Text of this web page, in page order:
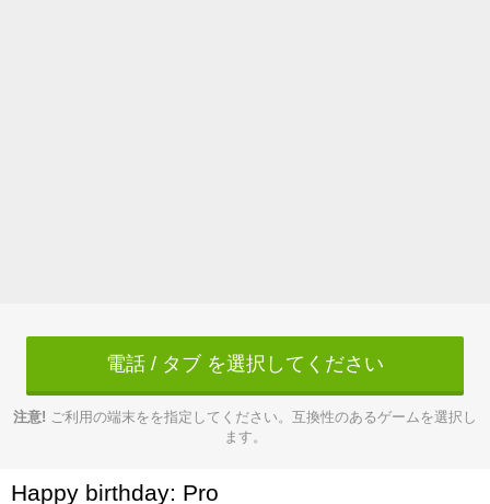
電話 / タブ を選択してください
注意! ご利用の端末をを指定してください。互換性のあるゲームを選択し
ます。
Happy birthday: Pro